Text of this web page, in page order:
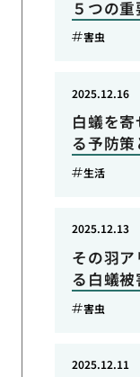
５つの
害虫
白蟻を
る予防
2025.12.16
生活
その羽
る白蟻
2025.12.13
害虫
2025.12.11